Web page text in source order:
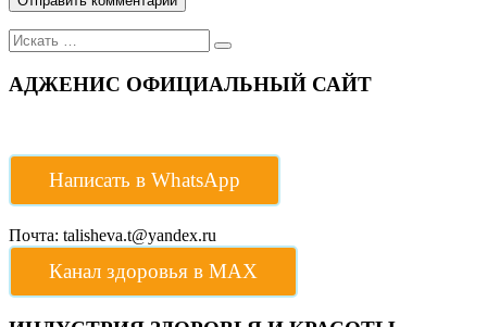
Поиск
для:
АДЖЕНИС ОФИЦИАЛЬНЫЙ САЙТ
Написать в WhatsApp
Почта: talisheva.t@yandex.ru
Канал здоровья в МАХ